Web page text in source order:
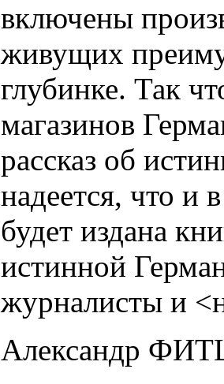
включены
живущих
глубинке. Так
магазинов
рассказ об
надеется, что и
будет издана
истинной
журналисты и
Александр